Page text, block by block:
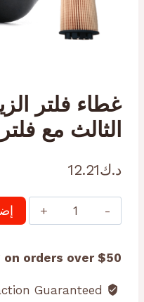
الثالث مع
د.ك12.21
كمية
غطاء
الزيت
orders over $50!